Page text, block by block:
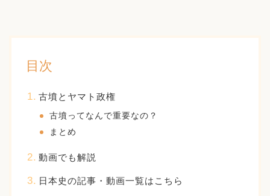
目次
古墳とヤマト政権
古墳ってなんで重要なの？
まとめ
動画でも解説
日本史の記事・動画一覧はこちら